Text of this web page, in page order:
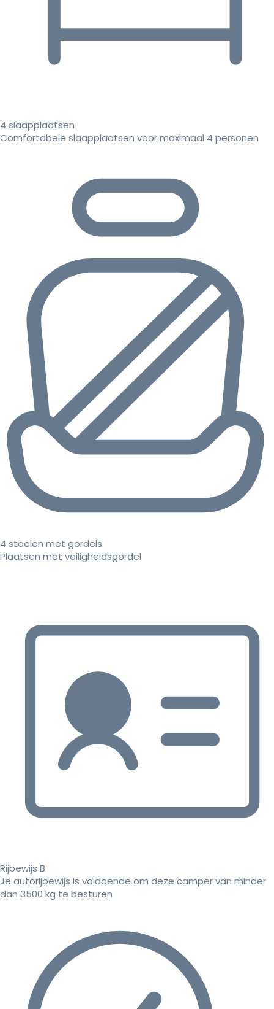
4 slaapplaatsen
Comfortabele slaapplaatsen voor maximaal 4 personen
4 stoelen met gordels
Plaatsen met veiligheidsgordel
Rijbewijs B
Je autorijbewijs is voldoende om deze camper van minder
dan 3500 kg te besturen